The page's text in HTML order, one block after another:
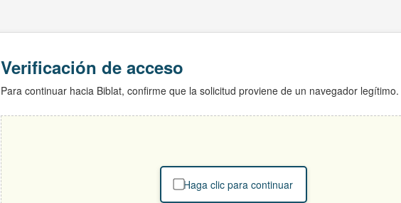
Verificación de acceso
Para continuar hacia Biblat, confirme que la solicitud proviene de un navegador legítimo.
Haga clic para continuar